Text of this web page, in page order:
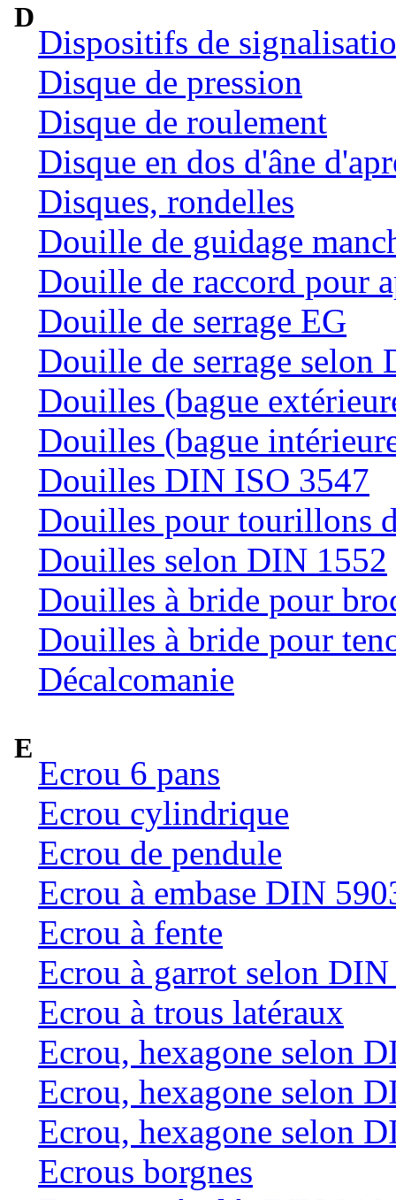
D
Dispositifs de
Disque de pression
Disque de roulement
Disque en dos d'âne
Disques, rondelles
Douille de guidage
Douille de raccord pour
Douille de serrage EG
Douille de serrage selon
Douilles (bague
Douilles (bague
Douilles DIN ISO 3547
Douilles pour tourillons
Douilles selon DIN 1552
Douilles à bride pour
Douilles à bride pour
Décalcomanie
E
Ecrou 6 pans
Ecrou cylindrique
Ecrou de pendule
Ecrou à embase DIN
Ecrou à fente
Ecrou à garrot selon
Ecrou à trous latéraux
Ecrou, hexagone selon
Ecrou, hexagone selon
Ecrou, hexagone selon
Ecrous borgnes